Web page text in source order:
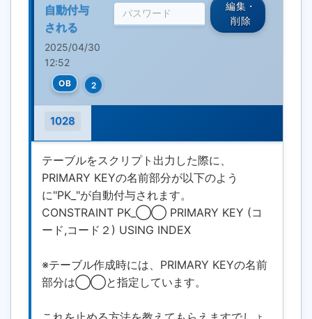
自動付与
される
2025/04/30
12:52
OB 2
編集・
削除
1028
テーブルをスクリプト出力した際に、
PRIMARY KEYの名前部分が以下のよう
に"PK_"が自動付与されます。
CONSTRAINT PK_◯◯ PRIMARY KEY (コ
ード,コード２) USING INDEX
※テーブル作成時には、PRIMARY KEYの名前
部分は◯◯と指定しています。